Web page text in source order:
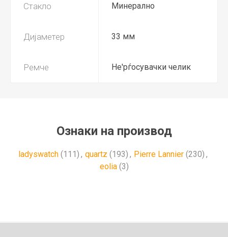
Стакло Минерално
Дијаметер 33 мм
Ремче Не'рѓосувачки челик
Ознаки на производ
ladyswatch (111) , quartz (193) , Pierre Lannier (230) ,
eolia (3)